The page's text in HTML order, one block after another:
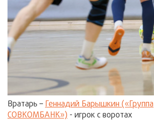
Вратарь –Геннадий Барышкин («Группа
СОВКОМБАНК») - игрок с воротах